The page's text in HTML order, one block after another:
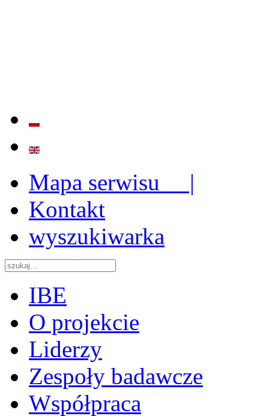
Mapa serwisu |
Kontakt
wyszukiwarka
IBE
O projekcie
Liderzy
Zespoły badawcze
Współpraca